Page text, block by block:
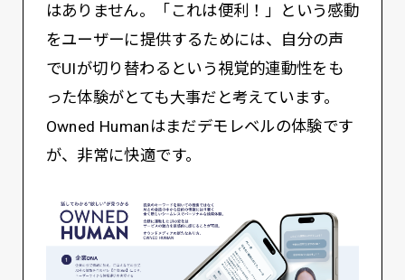
はありません。「これは便利！」という感動
をユーザーに提供するためには、自分の声
でUIが切り替わるという視覚的連動性をも
った体験がとても大事だと考えています。
Owned Humanはまだデモレベルの体験です
が、非常に快適です。